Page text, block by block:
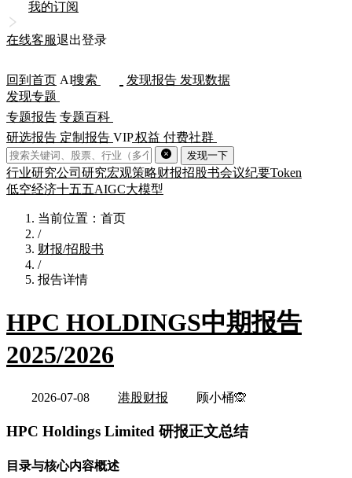
我的订阅
在线客服退出登录
回到首页 AI搜索 发现报告 发现数据
发现专题
专题报告 专题百科
研选报告 定制报告 VIP权益 付费社群
发现一下
行业研究公司研究宏观策略财报招股书会议纪要Token
低空经济十五五AIGC大模型
当前位置：首页
/
财报/招股书
/
报告详情
HPC HOLDINGS中期报告
2025/2026
2026-07-08 港股财报 顾小桶🙊
HPC Holdings Limited 研报正文总结
目录与核心内容概述